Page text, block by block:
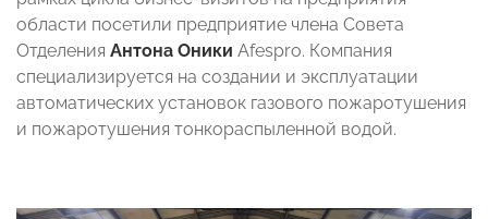
области посетили предприятие члена Совета
Отделения Антона Оники Afespro. Компания
специализируется на создании и эксплуатации
автоматических установок газового пожаротушения
и пожаротушения тонкораспыленной водой.